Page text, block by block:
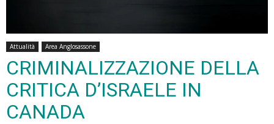
Attualità Area Anglosassone
CRIMINALIZZAZIONE DELLA
CRITICA D’ISRAELE IN
CANADA